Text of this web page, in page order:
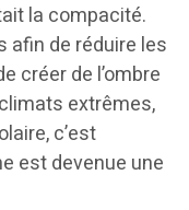
la compacité.
afin de réduire les
créer de l’ombre
extrêmes,
c’est
est devenue une